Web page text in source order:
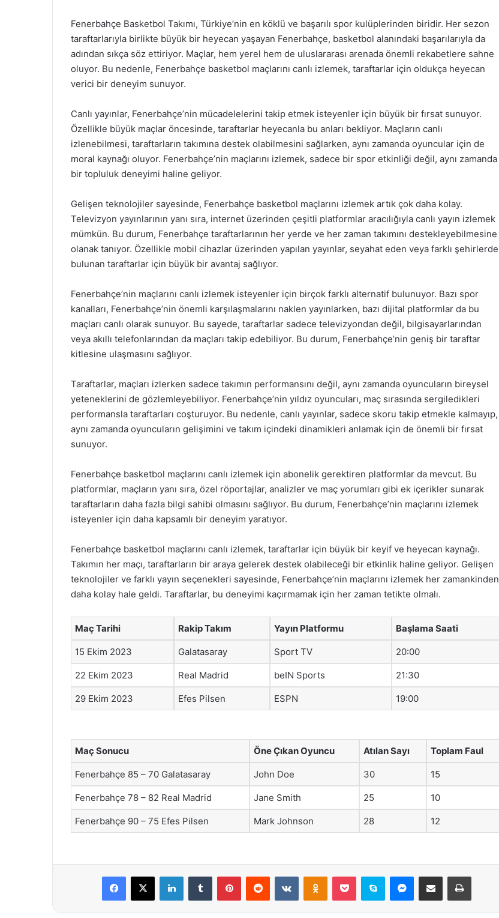
Fenerbahçe Basketbol Takımı, Türkiye’nin en köklü ve başarılı spor kulüplerinden biridir. Her sezon
taraftarlarıyla birlikte büyük bir heyecan yaşayan Fenerbahçe, basketbol alanındaki başarılarıyla da
adından sıkça söz ettiriyor. Maçlar, hem yerel hem de uluslararası arenada önemli rekabetlere sahne
oluyor. Bu nedenle, Fenerbahçe basketbol maçlarını canlı izlemek, taraftarlar için oldukça heyecan
verici bir deneyim sunuyor.
Canlı yayınlar, Fenerbahçe’nin mücadelelerini takip etmek isteyenler için büyük bir fırsat sunuyor.
Özellikle büyük maçlar öncesinde, taraftarlar heyecanla bu anları bekliyor. Maçların canlı
izlenebilmesi, taraftarların takımına destek olabilmesini sağlarken, aynı zamanda oyuncular için de
moral kaynağı oluyor. Fenerbahçe’nin maçlarını izlemek, sadece bir spor etkinliği değil, aynı zamanda
bir topluluk deneyimi haline geliyor.
Gelişen teknolojiler sayesinde, Fenerbahçe basketbol maçlarını izlemek artık çok daha kolay.
Televizyon yayınlarının yanı sıra, internet üzerinden çeşitli platformlar aracılığıyla canlı yayın izlemek
mümkün. Bu durum, Fenerbahçe taraftarlarının her yerde ve her zaman takımını destekleyebilmesine
olanak tanıyor. Özellikle mobil cihazlar üzerinden yapılan yayınlar, seyahat eden veya farklı şehirlerde
bulunan taraftarlar için büyük bir avantaj sağlıyor.
Fenerbahçe’nin maçlarını canlı izlemek isteyenler için birçok farklı alternatif bulunuyor. Bazı spor
kanalları, Fenerbahçe’nin önemli karşılaşmalarını naklen yayınlarken, bazı dijital platformlar da bu
maçları canlı olarak sunuyor. Bu sayede, taraftarlar sadece televizyondan değil, bilgisayarlarından
veya akıllı telefonlarından da maçları takip edebiliyor. Bu durum, Fenerbahçe’nin geniş bir taraftar
kitlesine ulaşmasını sağlıyor.
Taraftarlar, maçları izlerken sadece takımın performansını değil, aynı zamanda oyuncuların bireysel
yeteneklerini de gözlemleyebiliyor. Fenerbahçe’nin yıldız oyuncuları, maç sırasında sergiledikleri
performansla taraftarları coşturuyor. Bu nedenle, canlı yayınlar, sadece skoru takip etmekle kalmayıp,
aynı zamanda oyuncuların gelişimini ve takım içindeki dinamikleri anlamak için de önemli bir fırsat
sunuyor.
Fenerbahçe basketbol maçlarını canlı izlemek için abonelik gerektiren platformlar da mevcut. Bu
platformlar, maçların yanı sıra, özel röportajlar, analizler ve maç yorumları gibi ek içerikler sunarak
taraftarların daha fazla bilgi sahibi olmasını sağlıyor. Bu durum, Fenerbahçe’nin maçlarını izlemek
isteyenler için daha kapsamlı bir deneyim yaratıyor.
Fenerbahçe basketbol maçlarını canlı izlemek, taraftarlar için büyük bir keyif ve heyecan kaynağı.
Takımın her maçı, taraftarların bir araya gelerek destek olabileceği bir etkinlik haline geliyor. Gelişen
teknolojiler ve farklı yayın seçenekleri sayesinde, Fenerbahçe’nin maçlarını izlemek her zamankinden
daha kolay hale geldi. Taraftarlar, bu deneyimi kaçırmamak için her zaman tetikte olmalı.
Maç Tarihi Rakip Takım Yayın Platformu Başlama Saati
15 Ekim 2023 Galatasaray Sport TV 20:00
22 Ekim 2023 Real Madrid beIN Sports 21:30
29 Ekim 2023 Efes Pilsen ESPN 19:00
Maç Sonucu Öne Çıkan Oyuncu Atılan Sayı Toplam Faul
Fenerbahçe 85 – 70 Galatasaray John Doe 30 15
Fenerbahçe 78 – 82 Real Madrid Jane Smith 25 10
Fenerbahçe 90 – 75 Efes Pilsen Mark Johnson 28 12
Facebook
X LinkedInTumblr PinterestReddit VKontakteOdnoklassniki
Pocket Skype Messenger
E-Posta ile paylaş Yazdır